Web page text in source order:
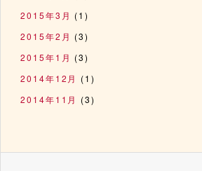
2015年3月 (1)
2015年2月 (3)
2015年1月 (3)
2014年12月 (1)
2014年11月 (3)